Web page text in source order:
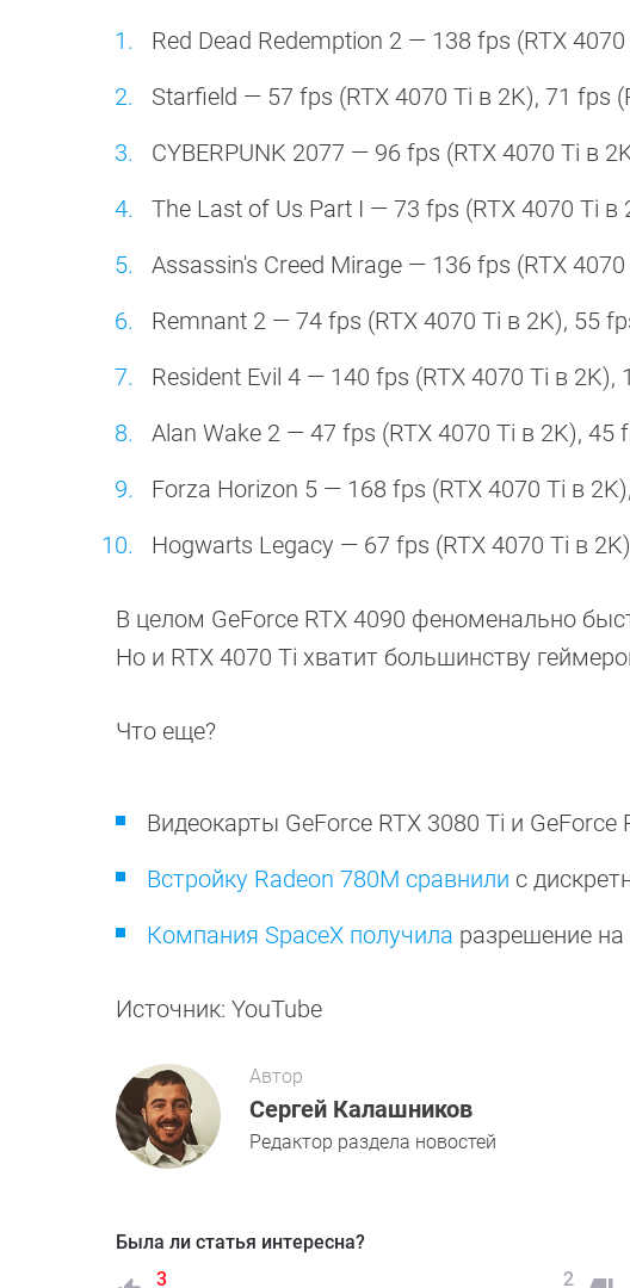
Red Dead Redemption 2 — 138 fps (RTX
Starfield — 57 fps (RTX 4070 Ti в 2K), 71 fps
CYBERPUNK 2077 — 96 fps (RTX 4070 Ti в
The Last of Us Part I — 73 fps (RTX 4070 Ti в
Assassin's Creed Mirage — 136 fps (RTX
Remnant 2 — 74 fps (RTX 4070 Ti в 2K), 55
Resident Evil 4 — 140 fps (RTX 4070 Ti в 2K),
Alan Wake 2 — 47 fps (RTX 4070 Ti в 2K), 45
Forza Horizon 5 — 168 fps (RTX 4070 Ti в
Hogwarts Legacy — 67 fps (RTX 4070 Ti в
В целом GeForce RTX 4090 феноменально
Но и RTX 4070 Ti хватит большинству
Что еще?
Видеокарты GeForce RTX 3080 Ti и GeForce
Встройку Radeon 780M сравнили с
Компания SpaceX получила разрешение на
Источник: YouTube
Автор
Сергей Калашников
Редактор раздела новостей
Была ли статья интересна?
3
2